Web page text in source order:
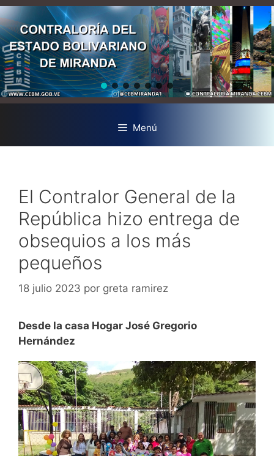
Menú
El Contralor General de la
República hizo entrega de
obsequios a los más
pequeños
18 julio 2023 por greta ramirez
Desde la casa Hogar José Gregorio
Hernández